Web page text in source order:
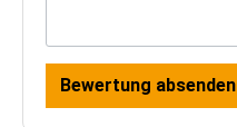
Bewertung absenden